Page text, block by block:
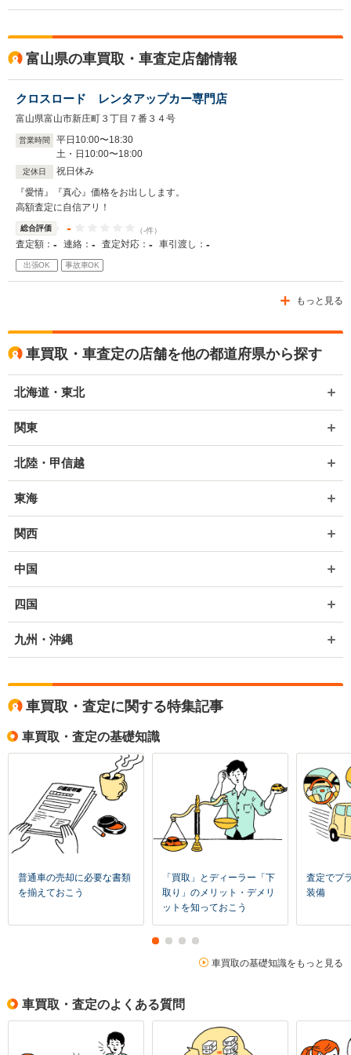
富山県の車買取・車査定店舗情報
クロスロード レンタアップカー専門店
富山県富山市新庄町３丁目７番３４号
営業時間 平日 10:00〜18:30
土・日 10:00〜18:00
定休日
祝日休み
『愛情』『真心』価格をお出しします。
高額査定に自信アリ！
総合評価 - （-件）
査定額： - 連絡： - 査定対応： - 車引渡し： -
出張OK 事故車OK
もっと見る
車買取・車査定の店舗を他の都道府県から探す
北海道・東北
関東
北陸・甲信越
東海
関西
中国
四国
九州・沖縄
車買取・査定に関する特集記事
車買取・査定の基礎知識
普通車の売却に必要な書類
を揃えておこう
「買取」とディーラー「下
取り」のメリット・デメリ
ットを知っておこう
査定でプ
装備
車買取の基礎知識をもっと見る
車買取・査定のよくある質問